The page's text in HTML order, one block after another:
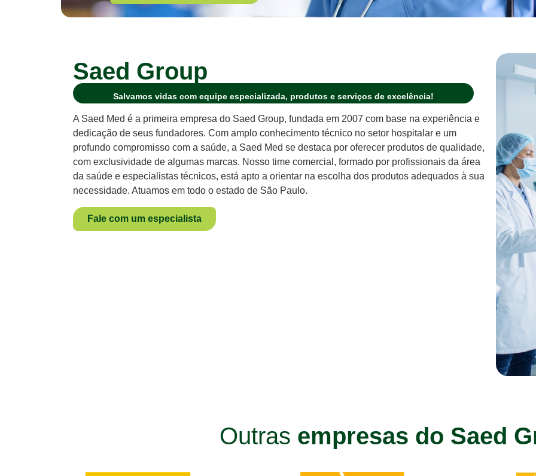
Saed Group
Salvamos vidas com equipe especializada, produtos e serviços de excelência!
A Saed Med é a primeira empresa do Saed Group, fundada em 2007 com base na experiência e
dedicação de seus fundadores. Com amplo conhecimento técnico no setor hospitalar e um
profundo compromisso com a saúde, a Saed Med se destaca por oferecer produtos de qualidade,
com exclusividade de algumas marcas. Nosso time comercial, formado por profissionais da área
da saúde e especialistas técnicos, está apto a orientar na escolha dos produtos adequados à sua
necessidade. Atuamos em todo o estado de São Paulo.
Fale com um especialista
Outras empresas do Saed